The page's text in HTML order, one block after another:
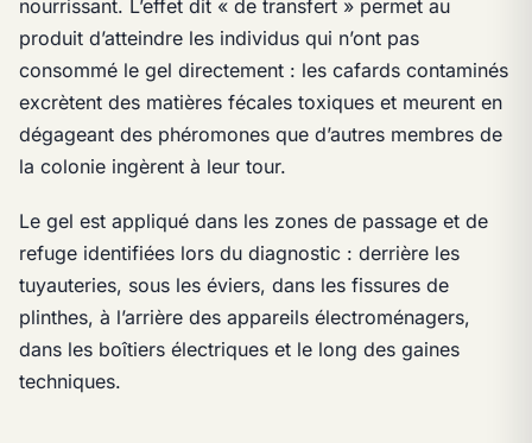
nourrissant. L’effet dit « de transfert » permet au
produit d’atteindre les individus qui n’ont pas
consommé le gel directement : les cafards contaminés
excrètent des matières fécales toxiques et meurent en
dégageant des phéromones que d’autres membres de
la colonie ingèrent à leur tour.
Le gel est appliqué dans les zones de passage et de
refuge identifiées lors du diagnostic : derrière les
tuyauteries, sous les éviers, dans les fissures de
plinthes, à l’arrière des appareils électroménagers,
dans les boîtiers électriques et le long des gaines
techniques.